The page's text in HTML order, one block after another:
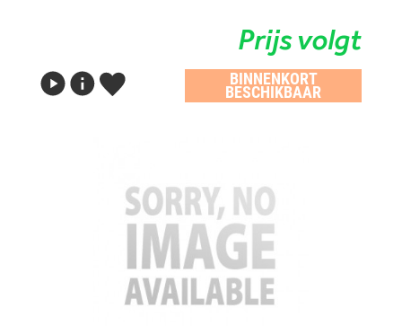
Prijs volgt
BINNENKORT
BESCHIKBAAR